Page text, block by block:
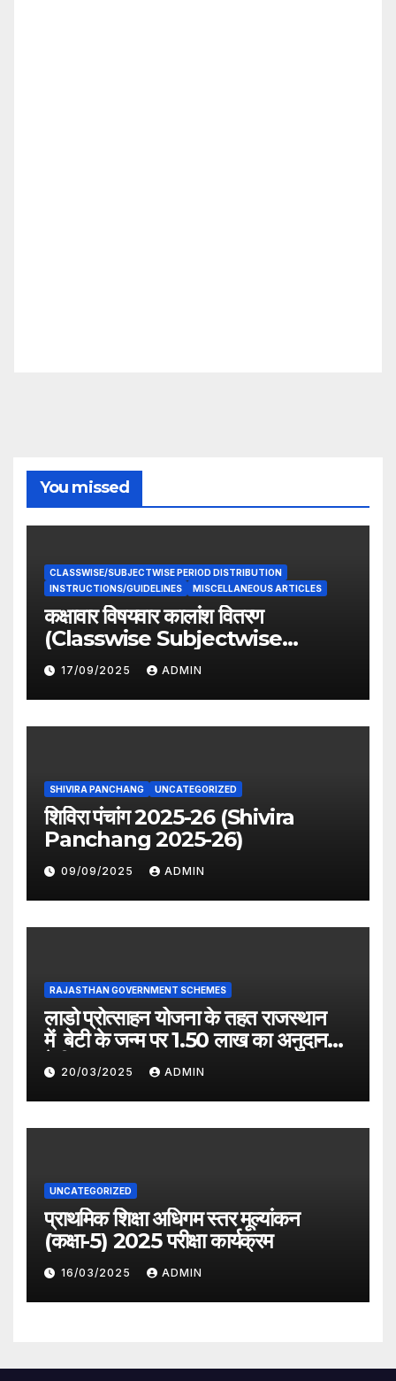
You missed
CLASSWISE/SUBJECTWISE PERIOD DISTRIBUTION
INSTRUCTIONS/GUIDELINES
MISCELLANEOUS ARTICLES
कक्षावार विषयवार कालांश वितरण
(Classwise Subjectwise
period distribution)
17/09/2025 ADMIN
SHIVIRA PANCHANG UNCATEGORIZED
शिविरा पंचांग 2025-26 (Shivira
Panchang 2025-26)
09/09/2025 ADMIN
RAJASTHAN GOVERNMENT SCHEMES
लाडो प्रोत्साहन योजना के तहत राजस्थान
में बेटी के जन्म पर 1.50 लाख का अनुदान
देगी सरकार
20/03/2025 ADMIN
UNCATEGORIZED
प्राथमिक शिक्षा अधिगम स्तर मूल्यांकन
(कक्षा-5) 2025 परीक्षा कार्यक्रम
16/03/2025 ADMIN